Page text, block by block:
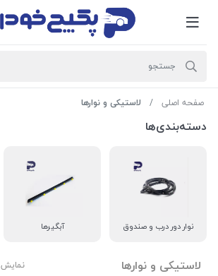
صفحه اصلی لاستیکی و نوارها
دسته‌بندی‌ها
نوار دور درب و صندوق آبگیرها
لاستیکی و نوارها نمایش 1 تا 48 از 104 محصول